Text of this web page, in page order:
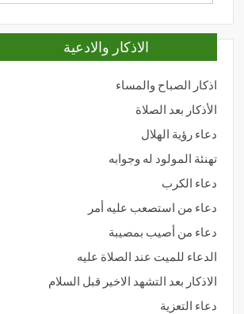
الاذكار والادعية
اذكار الصباح والمساء
الأذكار بعد الصلاة
دعاء رؤية الهلال
تهنئة المولود له وجوابه
دعاء الكرب
دعاء من استصعب عليه أمر
دعاء من أصيب بمصيبة
الدعاء للميت عند الصلاة عليه
الاذكار بعد التشهد الاخير قبل السلام
دعاء التعزية